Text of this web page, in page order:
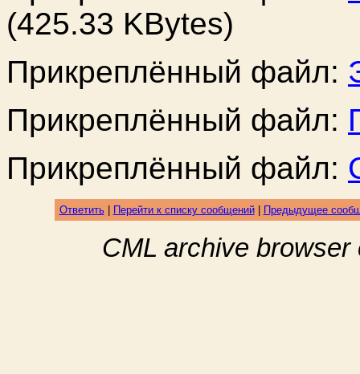
(425.33 KBytes)
Прикреплённый файл:
Прикреплённый файл:
Прикреплённый файл:
Ответить| Перейти к списку сообщений| Предыдущее
CML archive